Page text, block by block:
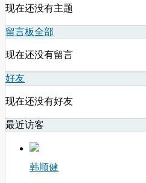
现在还没有主题
留言板全部
现在还没有留言
好友
现在还没有好友
最近访客
韩顺健